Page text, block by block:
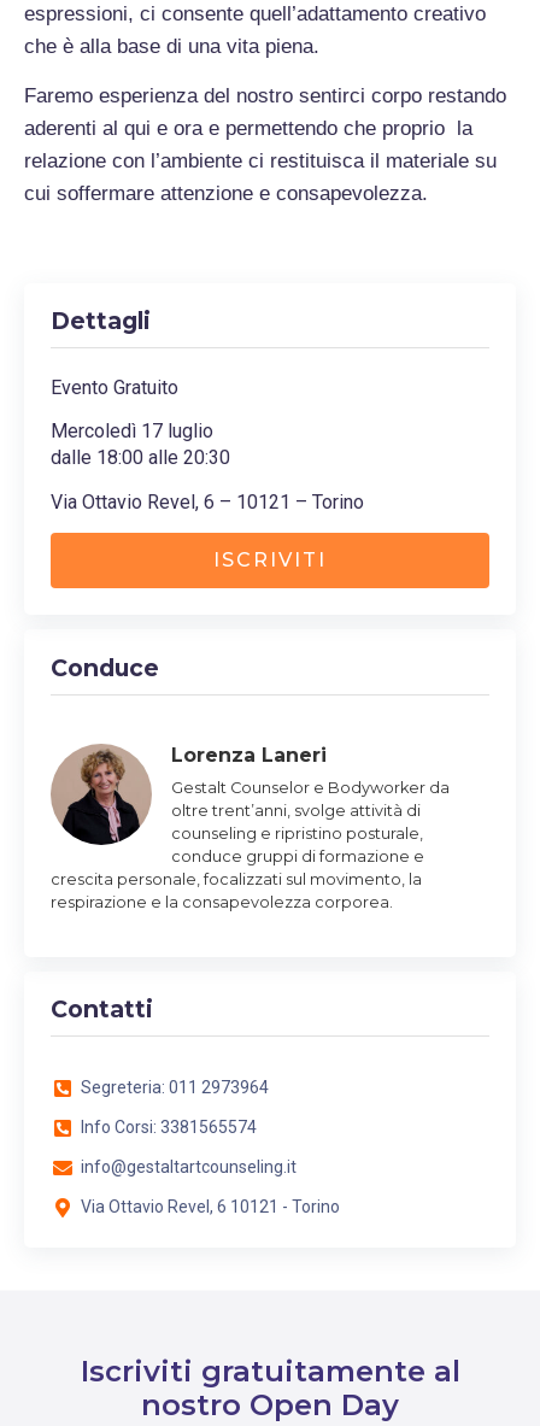
espressioni, ci consente quell’adattamento creativo
che è alla base di una vita piena.
Faremo esperienza del nostro sentirci corpo restando
aderenti al qui e ora e permettendo che proprio la
relazione con l’ambiente ci restituisca il materiale su
cui soffermare attenzione e consapevolezza.
Dettagli
Evento Gratuito
Mercoledì 17 luglio
dalle 18:00 alle20:30
Via Ottavio Revel, 6 – 10121 – Torino
ISCRIVITI
Conduce
Lorenza ​Laneri
Gestalt Counselor e Bodyworker da
oltre trent’anni, svolge attività di
counseling e ripristino posturale,
conduce gruppi di formazione e
crescita personale, focalizzati sul movimento, la
respirazione e la consapevolezza corporea.​
Contatti
Segreteria: 011 2973964
Info Corsi: 3381565574
info@gestaltartcounseling.it
Via Ottavio Revel, 6 10121 - Torino
Iscriviti gratuitamente al
nostro Open Day